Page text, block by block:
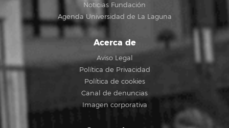
Noticias Fundación
Agenda Universidad de La Laguna
Acerca de
Aviso Legal
Política de Privacidad
Política de cookies
Canal de denuncias
Imagen corporativa